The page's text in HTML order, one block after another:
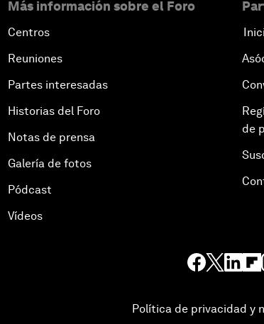
Más información sobre el Foro
Centros
Reuniones
Partes interesadas
Historias del Foro
Notas de prensa
Galería de fotos
Pódcast
Vídeos
de
Política de privacidad y